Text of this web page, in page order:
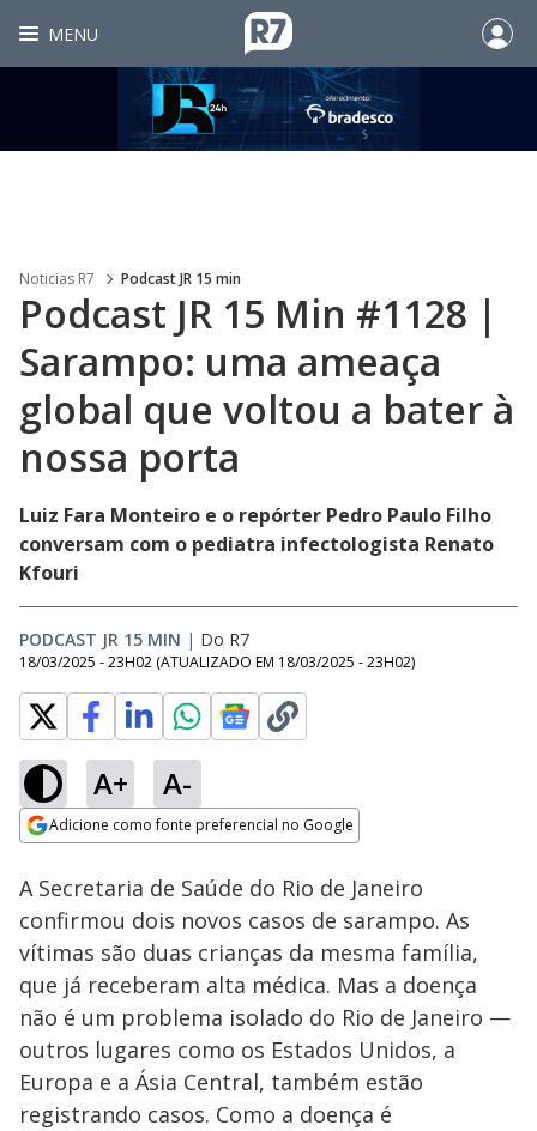
MENU
Noticias R7 Podcast JR 15 min
Podcast JR 15 Min #1128 |
Sarampo: uma ameaça
global que voltou a bater à
nossa porta
Luiz Fara Monteiro e o repórter Pedro Paulo Filho
conversam com o pediatra infectologista Renato
Kfouri
PODCAST JR 15 MIN | Do R7
18/03/2025 - 23H02 (ATUALIZADO EM 18/03/2025 - 23H02)
A+ A-
Adicione como fonte preferencial no Google
Ativar
Loaded:
5.73%
A Secretaria de Saúde do Rio de Janeiro
confirmou dois novos casos de sarampo. As
vítimas são duas crianças da mesma família,
que já receberam alta médica. Mas a doença
não é um problema isolado do Rio de Janeiro —
outros lugares como os Estados Unidos, a
Europa e a Ásia Central, também estão
registrando casos. Como a doença é